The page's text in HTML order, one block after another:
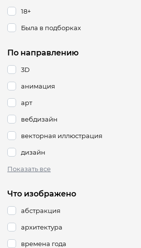
18+
Была в подборках
По направлению
3D
анимация
арт
вебдизайн
векторная иллюстрация
дизайн
Показать все
Что изображено
абстракция
архитектура
времена года